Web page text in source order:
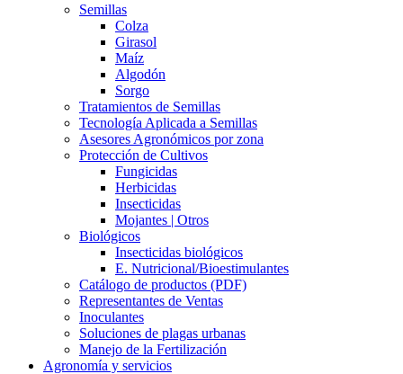
Semillas
Colza
Girasol
Maíz
Algodón
Sorgo
Tratamientos de Semillas
Tecnología Aplicada a Semillas
Asesores Agronómicos por zona
Protección de Cultivos
Fungicidas
Herbicidas
Insecticidas
Mojantes | Otros
Biológicos
Insecticidas biológicos
E. Nutricional/Bioestimulantes
Catálogo de productos (PDF)
Representantes de Ventas
Inoculantes
Soluciones de plagas urbanas
Manejo de la Fertilización
Agronomía y servicios